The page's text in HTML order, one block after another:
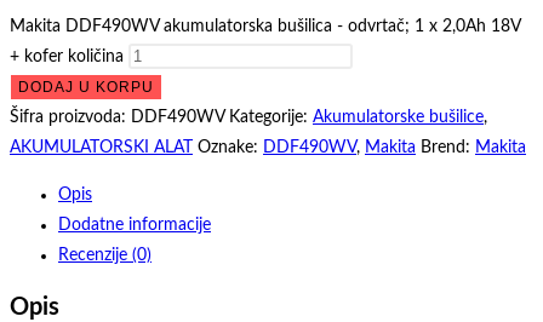
Makita DDF490WV akumulatorska bušilica - odvrtač; 1 x 2,0Ah 18V
+ kofer količina
DODAJ U KORPU
Šifra proizvoda:
DDF490WV Kategorije: Akumulatorske bušilice,
AKUMULATORSKI ALAT
Oznake: DDF490WV, Makita Brend: Makita
Opis
Dodatne informacije
Recenzije (0)
Opis